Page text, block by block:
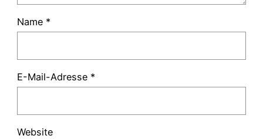
Name *
E-Mail-Adresse *
Website